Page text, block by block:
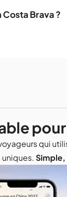
Costa Brava ?
qui